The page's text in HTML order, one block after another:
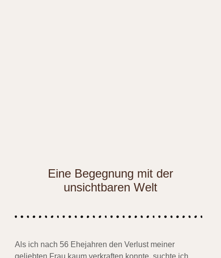
Eine Begegnung mit der
unsichtbaren Welt
Als ich nach 56 Ehejahren den Verlust meiner
geliebten Frau kaum verkraften konnte, suchte ich